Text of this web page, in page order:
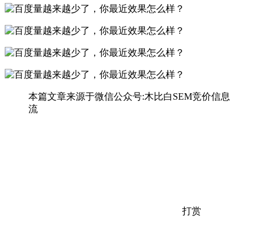
本篇文章来源于微信公众号:木比白SEM竞价信息
流
打赏